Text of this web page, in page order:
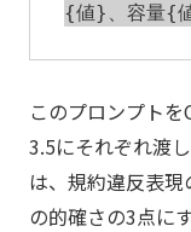
このプロンプト
3.5にそれぞれ渡
は、規約違反表
の的確さの3点に